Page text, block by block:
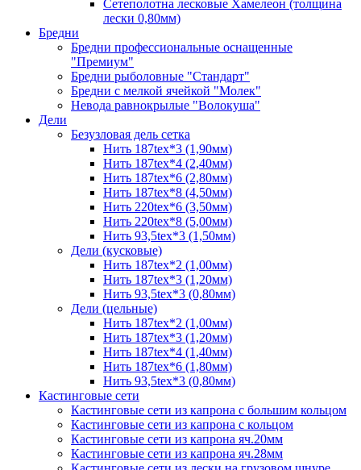
Сетеполотна лесковые Хамелеон (толщина
лески 0,80мм)
Бредни
Бредни профессиональные оснащенные
"Премиум"
Бредни рыболовные "Стандарт"
Бредни с мелкой ячейкой "Молек"
Невода равнокрылые "Волокуша"
Дели
Безузловая дель сетка
Нить 187tex*3 (1,90мм)
Нить 187tex*4 (2,40мм)
Нить 187tex*6 (2,80мм)
Нить 187tex*8 (4,50мм)
Нить 220tex*6 (3,50мм)
Нить 220tex*8 (5,00мм)
Нить 93,5tex*3 (1,50мм)
Дели (кусковые)
Нить 187tex*2 (1,00мм)
Нить 187tex*3 (1,20мм)
Нить 93,5tex*3 (0,80мм)
Дели (цельные)
Нить 187tex*2 (1,00мм)
Нить 187tex*3 (1,20мм)
Нить 187tex*4 (1,40мм)
Нить 187tex*6 (1,80мм)
Нить 93,5tex*3 (0,80мм)
Кастинговые сети
Кастинговые сети из капрона с большим кольцом
Кастинговые сети из капрона с кольцом
Кастинговые сети из капрона яч.20мм
Кастинговые сети из капрона яч.28мм